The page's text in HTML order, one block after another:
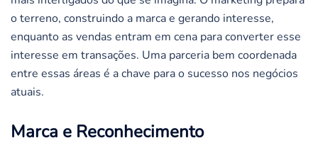
o terreno, construindo a marca e gerando interesse,
enquanto as vendas entram em cena para converter esse
interesse em transações. Uma parceria bem coordenada
entre essas áreas é a chave para o sucesso nos negócios
atuais.
Marca e Reconhecimento